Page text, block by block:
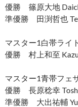
優勝 篠原大地
準優勝 田渕哲也
マスター1白帯ライ
優勝 村上和至
マスター1青帯フェ
優勝 長原稔幸
準優勝 大出祐輔